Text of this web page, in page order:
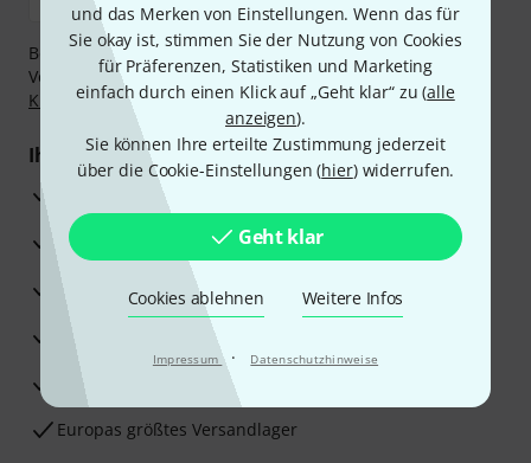
und das Merken von Einstellungen. Wenn das für
Sie okay ist, stimmen Sie der Nutzung von Cookies
für Präferenzen, Statistiken und Marketing
einfach durch einen Klick auf „Geht klar“ zu (alle
anzeigen).
Sie können Ihre erteilte Zustimmung jederzeit
über die Cookie-Einstellungen (hier) widerrufen.
Geht klar
Cookies ablehnen Weitere Infos
Impressum · Datenschutzhinweise
Bezahlen Sie vertraulich und sicher per Nachnahme,
Vorkasse, PayPal, Amazon Pay,Klarna Sofort bezahlen
Klarna Ratenzahlungoder Kreditkarte.
Ihre Vorteile
3 Jahre Thomann Garantie
30 Tage Money-Back-Garantie
Reparaturservice
Beratung durch Fachexperten
Zufriedenheitsgarantie
Europas größtes Versandlager